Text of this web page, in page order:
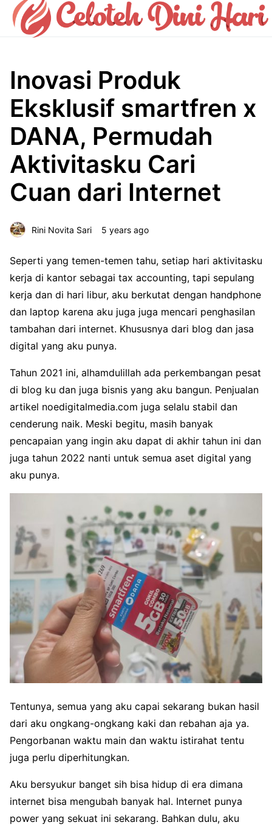
Inovasi Produk
Eksklusif smartfren x
DANA, Permudah
Aktivitasku Cari
Cuan dari Internet
Rini Novita Sari 5 years ago
Seperti yang temen-temen tahu, setiap hari aktivitasku
kerja di kantor sebagai tax accounting, tapi sepulang
kerja dan di hari libur, aku berkutat dengan handphone
dan laptop karena aku juga juga mencari penghasilan
tambahan dari internet. Khususnya dari blog dan jasa
digital yang aku punya.
Tahun 2021 ini, alhamdulillah ada perkembangan pesat
di blog ku dan juga bisnis yang aku bangun. Penjualan
artikel noedigitalmedia.com juga selalu stabil dan
cenderung naik. Meski begitu, masih banyak
pencapaian yang ingin aku dapat di akhir tahun ini dan
juga tahun 2022 nanti untuk semua aset digital yang
aku punya.
Tentunya, semua yang aku capai sekarang bukan hasil
dari aku ongkang-ongkang kaki dan rebahan aja ya.
Pengorbanan waktu main dan waktu istirahat tentu
juga perlu diperhitungkan.
Aku bersyukur banget sih bisa hidup di era dimana
internet bisa mengubah banyak hal. Internet punya
power yang sekuat ini sekarang. Bahkan dulu, aku